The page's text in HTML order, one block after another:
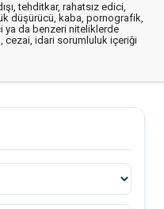
tehditkar, rahatsız edici,
düşürücü, kaba, pornografik,
ya da benzeri niteliklerde
cezai, idari sorumluluk içeriği